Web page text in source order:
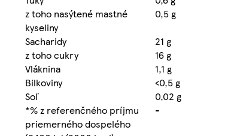
z toho nasýtené mastné
kyseliny
0,5 g
Sacharidy
21 g
z toho cukry
16 g
Vláknina
1,1 g
Bilkoviny
<0,5 g
Soľ
0,02 g
*% z referenčného príjmu
priemerného dospelého
-